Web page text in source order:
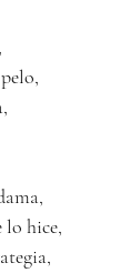
lo hice,